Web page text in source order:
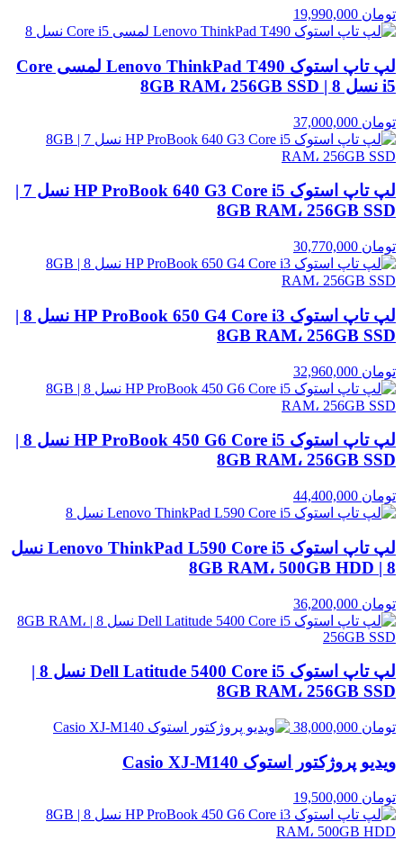
تومان
لپ تاپ استوک Lenovo ThinkPad T490 لمسی Core
i5 نسل 8 | 8GB RAM، 256GB SSD
تومان
لپ تاپ استوک HP ProBook 640 G3 Core i5 نسل 7 |
8GB RAM، 256GB SSD
تومان
لپ تاپ استوک HP ProBook 650 G4 Core i3 نسل 8 |
8GB RAM، 256GB SSD
تومان
لپ تاپ استوک HP ProBook 450 G6 Core i5 نسل 8 |
8GB RAM، 256GB SSD
تومان
لپ تاپ استوک Lenovo ThinkPad L590 Core i5 نسل
8 | 8GB RAM، 500GB HDD
تومان
لپ تاپ استوک Dell Latitude 5400 Core i5 نسل 8 |
8GB RAM، 256GB SSD
تومان
ویدیو پروژکتور استوک Casio XJ‑M140
تومان